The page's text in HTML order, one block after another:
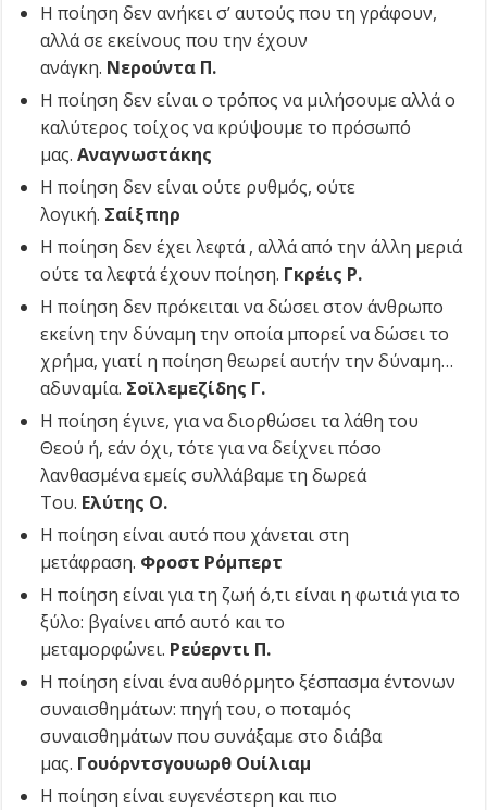
Η ποίηση δεν ανήκει σ’ αυτούς που τη γράφουν,
αλλά σε εκείνους που την έχουν
ανάγκη. Νερούντα Π.
Η ποίηση δεν είναι ο τρόπος να μιλήσουμε αλλά ο
καλύτερος τοίχος να κρύψουμε το πρόσωπό
μας.Αναγνωστάκης
Η ποίηση δεν είναι ούτε ρυθμός, ούτε
λογική. Σαίξπηρ
Η ποίηση δεν έχει λεφτά , αλλά από την άλλη μεριά
ούτε τα λεφτά έχουν ποίηση. Γκρέις Ρ.
Η ποίηση δεν πρόκειται να δώσει στον άνθρωπο
εκείνη την δύναμη την οποία μπορεί να δώσει το
χρήμα, γιατί η ποίηση θεωρεί αυτήν την δύναμη…
αδυναμία. Σοϊλεμεζίδης Γ.
Η ποίηση έγινε, για να διορθώσει τα λάθη του
Θεού ή, εάν όχι, τότε για να δείχνει πόσο
λανθασμένα εμείς συλλάβαμε τη δωρεά
Του. Ελύτης Ο.
Η ποίηση είναι αυτό που χάνεται στη
μετάφραση. Φροστ Ρόμπερτ
Η ποίηση είναι για τη ζωή ό,τι είναι η φωτιά για το
ξύλο: βγαίνει από αυτό και το
μεταμορφώνει. Ρεύερντι Π.
Η ποίηση είναι ένα αυθόρμητο ξέσπασμα έντονων
συναισθημάτων: πηγή του, ο ποταμός
συναισθημάτων που συνάξαμε στο διάβα
μας. Γουόρντσγουωρθ Ουίλιαμ
Η ποίηση είναι ευγενέστερη και πιο